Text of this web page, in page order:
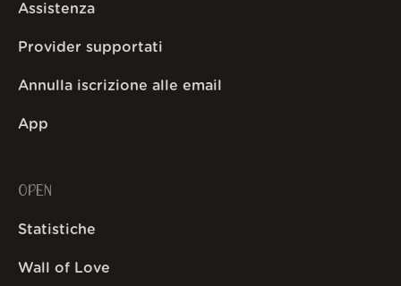
Assistenza
Provider supportati
Annulla iscrizione alle email
App
OPEN
Statistiche
Wall of Love